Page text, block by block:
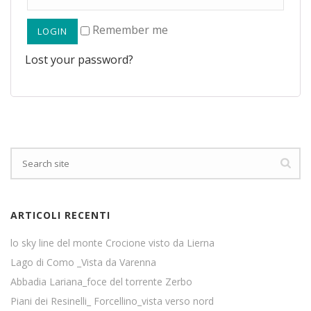
Remember me
Lost your password?
ARTICOLI RECENTI
lo sky line del monte Crocione visto da Lierna
Lago di Como _Vista da Varenna
Abbadia Lariana_foce del torrente Zerbo
Piani dei Resinelli_ Forcellino_vista verso nord